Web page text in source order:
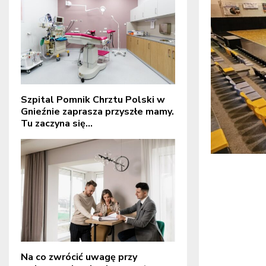
Szpital Pomnik Chrztu Polski w
Gnieźnie zaprasza przyszłe mamy.
Tu zaczyna się...
Na co zwrócić uwagę przy